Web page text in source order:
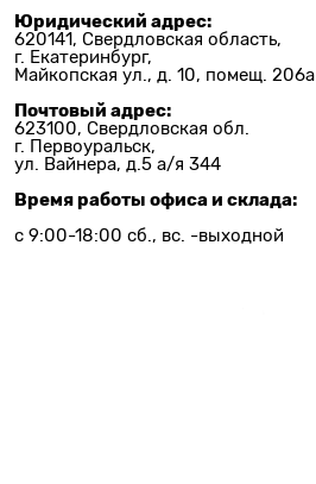
Юридический адрес:
620141, Свердловская область,
г. Екатеринбург,
Майкопская ул., д. 10, помещ. 206а
Почтовый адрес:
623100, Свердловская обл.
г. Первоуральск,
ул. Вайнера, д.5 а/я 344
Время работы офиса и склада:
с 9:00-18:00 сб., вс. -выходной